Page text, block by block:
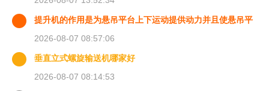
提升机的作用是为悬吊平台上下运动提供动力并且使悬吊平
2026-08-07 08:57:06
垂直立式螺旋输送机哪家好
2026-08-07 08:14:53